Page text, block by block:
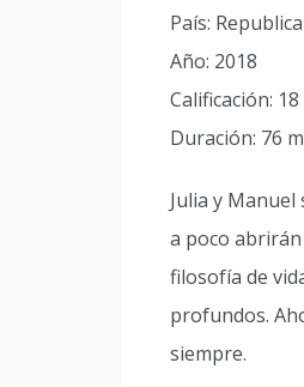
País:
Año: 2018
Calificación:
Duración: 76
Julia y
a poco
filosofía de
profundos.
siempre.